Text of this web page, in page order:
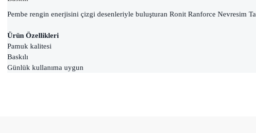
Pembe rengin enerjisini çizgi desenleriyle buluşturan Ronit Ranforce Nevresim
Ürün Özellikleri
Pamuk kalitesi
Baskılı
Günlük kullanıma uygun